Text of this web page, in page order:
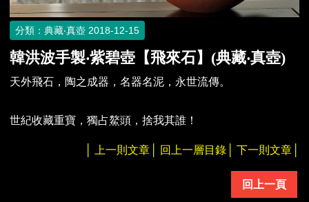
分類：典藏‧真壺2018-12-15
韓洪波手製‧紫碧壺【飛來石】(典藏‧真壺)
天外飛石，陶之成器，名器名泥，永世流傳。
世紀收藏重寶，獨占鰲頭，捨我其誰！
上一則文章│ 回上一層目錄│ 下一則文章│
回上一頁